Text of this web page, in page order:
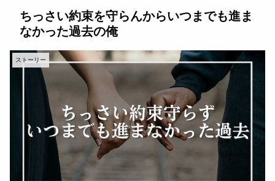
ちっさい約束を守らんからいつまでも進ま
なかった過去の俺
ストーリー